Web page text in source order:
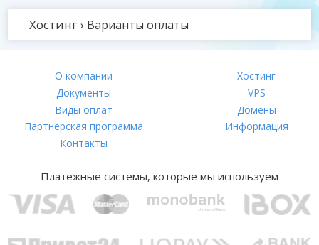
Хостинг› Варианты оплаты
О компании
Документы
Виды оплат
Партнёрская программа
Контакты
Хостинг
VPS
Домены
Информация
Платежные системы, которые мы используем